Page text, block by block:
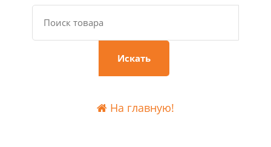
Искать
На главную!